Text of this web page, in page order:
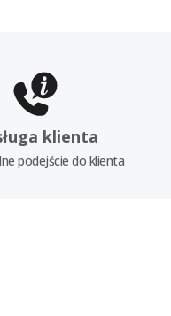
klienta
podejście do klienta